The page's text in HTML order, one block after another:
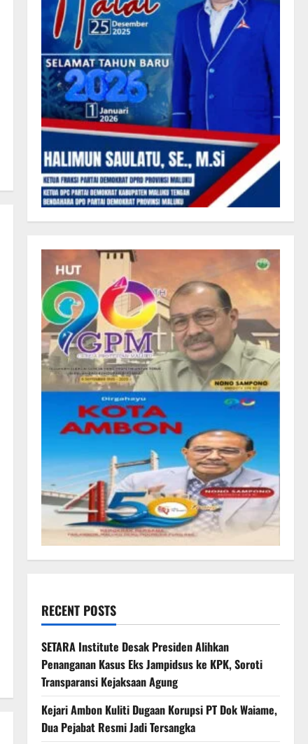
RECENT POSTS
SETARA Institute Desak Presiden Alihkan
Penanganan Kasus Eks Jampidsus ke KPK, Soroti
Transparansi Kejaksaan Agung
Kejari Ambon Kuliti Dugaan Korupsi PT Dok Waiame,
Dua Pejabat Resmi Jadi Tersangka